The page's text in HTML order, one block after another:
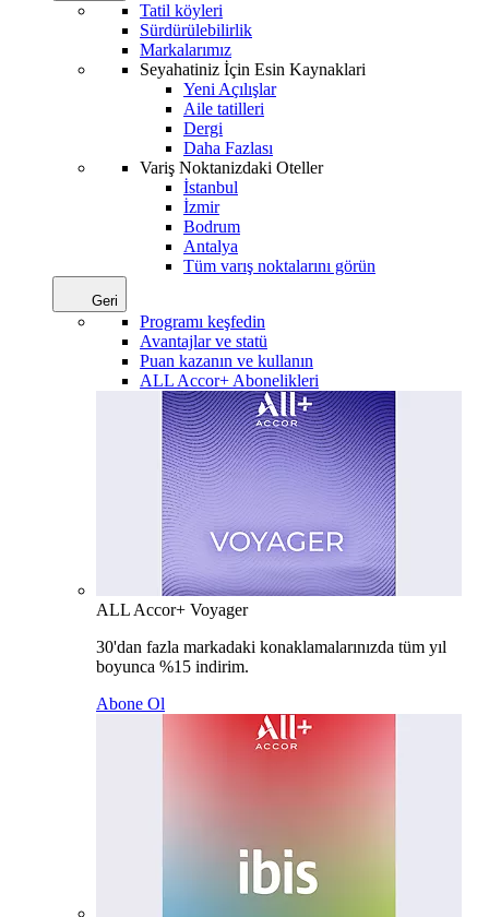
Tatil köyleri
Sürdürülebilirlik
Markalarımız
Seyahatiniz İçin Esin Kaynaklari
Yeni Açılışlar
Aile tatilleri
Dergi
Daha Fazlası
Variş Noktanizdaki Oteller
İstanbul
İzmir
Bodrum
Antalya
Tüm varış noktalarını görün
Geri
Programı keşfedin
Avantajlar ve statü
Puan kazanın ve kullanın
ALL Accor+ Abonelikleri
ALL Accor+ Voyager
30'dan fazla markadaki konaklamalarınızda tüm yıl
boyunca %15 indirim.
Abone Ol